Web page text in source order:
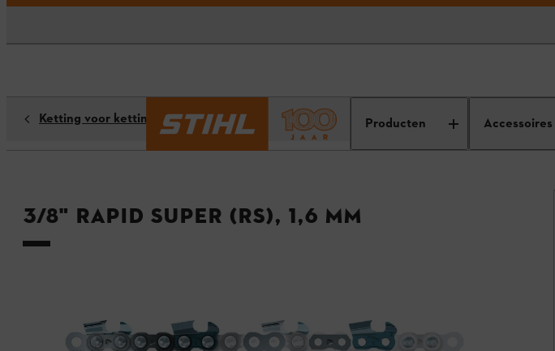
Producten Accessoires
Ketting voor kettingzaag
3/8" Rapid Super (RS), 1,6 mm